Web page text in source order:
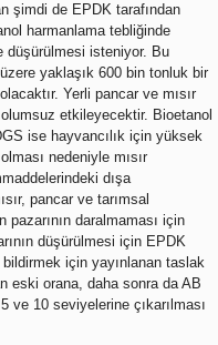
şimdi de EPDK tarafından
harmanlama tebliğinde
düşürülmesi isteniyor. Bu
yaklaşık 600 bin tonluk bir
Yerli pancar ve mısır
etkileyecektir. Bioetanol
ise hayvancılık için yüksek
nedeniyle mısır
dışa
pancar ve tarımsal
pazarının daralmaması için
düşürülmesi için EPDK
için yayınlanan taslak
eski orana, daha sonra da AB
10 seviyelerine çıkarılması